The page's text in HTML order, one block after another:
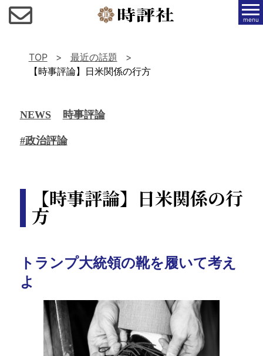
menu
TOP
最近の話題
【時事評論】日米関係の行方
NEWS 時事評論
#政治評論
【時事評論】日米関係の行
方
トランプ大統領の靴を履いて考え
よ